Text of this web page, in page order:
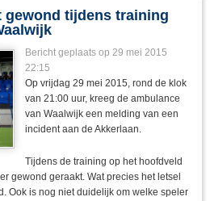
gewond tijdens training
Bericht geplaats op 29 mei 2015
22:15
Op vrijdag 29 mei 2015, rond de klok
van 21:00 uur, kreeg de ambulance
van Waalwijk een melding van een
incident aan de Akkerlaan.
Tijdens de training op het hoofdveld
gewond geraakt. Wat precies het letsel
Ook is nog niet duidelijk om welke speler